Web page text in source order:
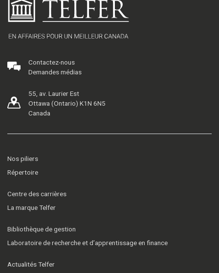
Contactez-nous
Demandes médias
55, av. Laurier Est
Ottawa (Ontario) K1N 6N5
Canada
Nos piliers
Répertoire
Centre des carrières
La marque Telfer
Bibliothèque de gestion
Laboratoire de recherche et d’apprentissage en finance
Actualités Telfer